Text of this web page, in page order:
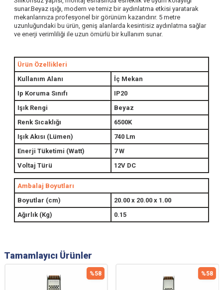
sunar.Beyaz ışığı, modern ve temiz bir aydınlatma etkisi yaratarak
mekanlarınıza profesyonel bir görünüm kazandırır. 5 metre
uzunluğundaki bu ürün, geniş alanlarda kesintisiz aydınlatma sağlar
ve enerji verimliliği ile uzun ömürlü bir kullanım sunar.
Ürün Özellikleri
Kullanım Alanı
İç Mekan
Ip Koruma Sınıfı
IP20
Işık Rengi
Beyaz
Renk Sıcaklığı
6500K
Işık Akısı (Lümen)
740 Lm
Enerji Tüketimi (Watt)
7 W
Voltaj Türü
12V DC
Ambalaj Boyutları
Boyutlar (cm)
20.00 x 20.00 x 1.00
Ağırlık (Kg)
0.15
Tamamlayıcı Ürünler
%58 %58